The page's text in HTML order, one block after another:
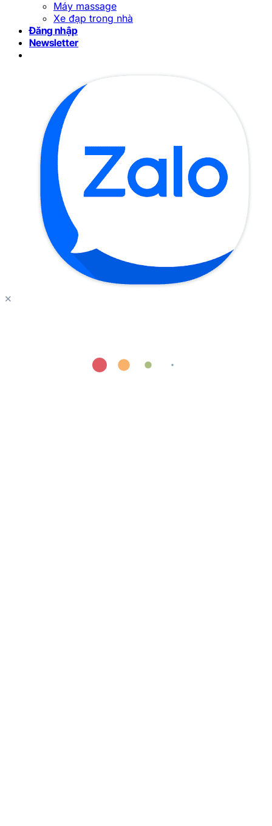
Máy massage
Xe đạp trong nhà
Đăng nhập
Newsletter